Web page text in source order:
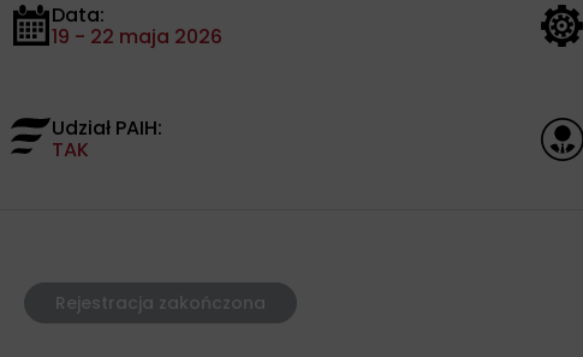
Data:
19 - 22 maja 2026
Udział PAIH:
TAK
Rejestracja zakończona